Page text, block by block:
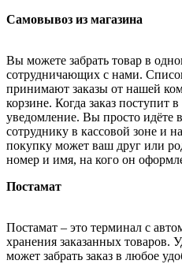
Самовывоз из магазина
Вы можете забрать товар в
сотрудничающих с нами.
принимают заказы от нашей
корзине. Когда заказ поступит
уведомление. Вы просто идёте
сотруднику в кассовой зоне и
покупку может ваш друг или
номер и имя, на кого он
Постамат
Постамат – это терминал с
хранения заказанных товаров.
может забрать заказ в любое